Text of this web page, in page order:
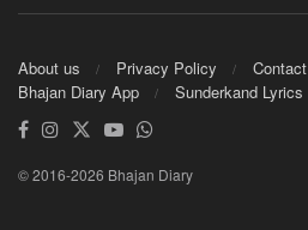
About us Privacy Policy Contact
Bhajan Diary App
Sunderkand Lyrics
© 2016-2026 Bhajan Diary